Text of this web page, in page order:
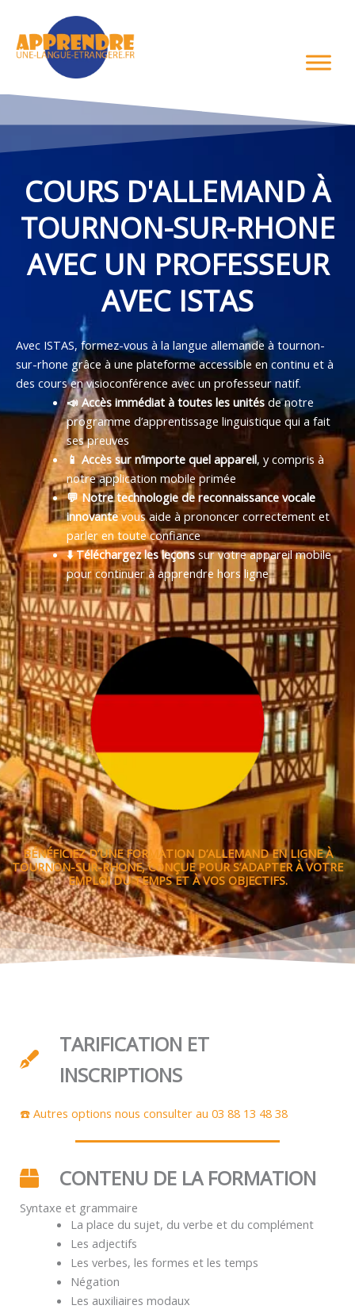
contenu
COURS D'ALLEMAND À
TOURNON-SUR-RHONE
AVEC UN PROFESSEUR
AVEC ISTAS
Avec ISTAS, formez-vous à la langue allemande à tournon-
sur-rhone grâce à une plateforme accessible en continu et à
des cours en visioconférence avec un professeur natif.
📣 Accès immédiat à toutes les unitésde notre
programme d’apprentissage linguistique qui a fait
ses preuves
📱 Accès sur n’importe quel appareil, y compris à
notre application mobile primée
💬 Notre technologie de reconnaissance vocale
innovantevous aide à prononcer correctement et
parler en toute confiance
⬇️ Téléchargez les leçonssur votre appareil mobile
pour continuer à apprendre hors ligne
BÉNÉFICIEZ D’UNE FORMATION D’ALLEMAND EN LIGNE À
TOURNON-SUR-RHONE, CONÇUE POUR S’ADAPTER À VOTRE
EMPLOI DU TEMPS ET À VOS OBJECTIFS.
TARIFICATION ET
INSCRIPTIONS
☎️ Autres options nous consulter au 03 88 13 48 38
CONTENU DE LA FORMATION
Syntaxe et grammaire
La place du sujet, du verbe et du complément
Les adjectifs
Les verbes, les formes et les temps
Négation
Les auxiliaires modaux